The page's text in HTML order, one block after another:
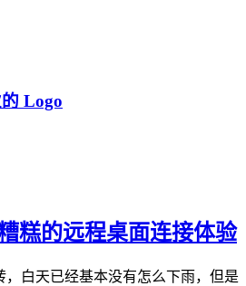
Logo
糕的远程桌面连接体验
白天已经基本没有怎么下雨，但是